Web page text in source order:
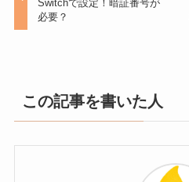
Switchで設定！暗証番号が
必要？
この記事を書いた人